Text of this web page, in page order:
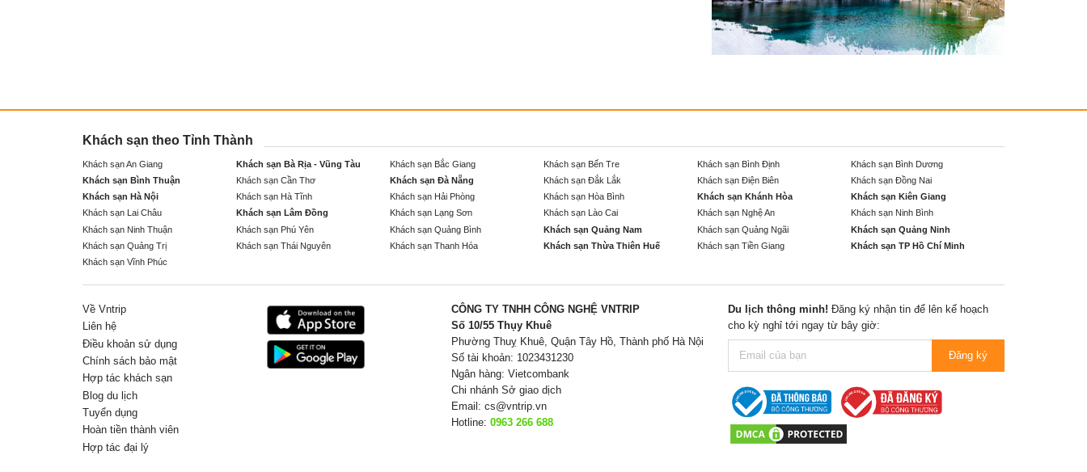
Khách sạn theo Tỉnh Thành
Khách sạn An Giang Khách sạn Bà Rịa - Vũng Tàu Khách sạn Bắc Giang Khách sạn Bến Tre Khách sạn Bình Định
Khách sạn Bình Dương
Khách sạn Bình Thuận
Khách sạn Cần Thơ Khách sạn Đà Nẵng Khách sạn Đắk Lắk Khách sạn Điện Biên
Khách sạn Đồng Nai
Khách sạn Hà Nội
Khách sạn Hà Tĩnh Khách sạn Hải Phòng Khách sạn Hòa Bình Khách sạn Khánh Hòa
Khách sạn Kiên Giang
Khách sạn Lai Châu
Khách sạn Lâm Đồng Khách sạn Lạng Sơn Khách sạn Lào Cai Khách sạn Nghệ An
Khách sạn Ninh Bình
Khách sạn Ninh Thuận
Khách sạn Phú Yên Khách sạn Quảng Bình Khách sạn Quảng Nam Khách sạn Quảng Ngãi
Khách sạn Quảng Ninh
Khách sạn Quảng Trị
Khách sạn Thái Nguyên Khách sạn Thanh Hóa Khách sạn Thừa Thiên Huế Khách sạn Tiền Giang
Khách sạn TP Hồ Chí Minh
Khách sạn Vĩnh Phúc
Về Vntrip
Liên hệ
Điều khoản sử dụng
Chính sách bảo mật
Hợp tác khách sạn
Blog du lịch
Tuyển dụng
Hoàn tiền thành viên
Hợp tác đại lý
CÔNG TY TNHH CÔNG NGHỆ VNTRIP
Số 10/55 Thụy Khuê
Phường Thuỵ Khuê, Quận Tây Hồ, Thành phố Hà Nội
Số tài khoản: 1023431230
Ngân hàng: Vietcombank
Chi nhánh Sở giao dịch
Email: cs@vntrip.vn
Hotline: 0963 266 688
Du lịch thông minh! Đăng ký nhận tin để lên kế hoạch
cho kỳ nghỉ tới ngay từ bây giờ:
Đăng ký